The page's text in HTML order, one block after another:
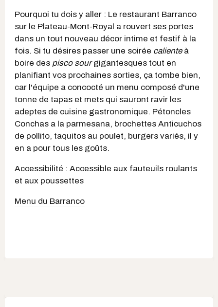
Pourquoi tu dois y aller : Le restaurant Barranco
sur le Plateau-Mont-Royal a rouvert ses portes
dans un tout nouveau décor intime et festif à la
fois. Si tu désires passer une soirée calienteà
boire des pisco sourgigantesques tout en
planifiant vos prochaines sorties, ça tombe bien,
car l'équipe a concocté un menu composé d'une
tonne de tapas et mets qui sauront ravir les
adeptes de cuisine gastronomique. Pétoncles
Conchas a la parmesana, brochettes Anticuchos
de pollito, taquitos au poulet, burgers variés, il y
en a pour tous les goûts.
Accessibilité : Accessible aux fauteuils roulants
et aux poussettes
Menu du Barranco